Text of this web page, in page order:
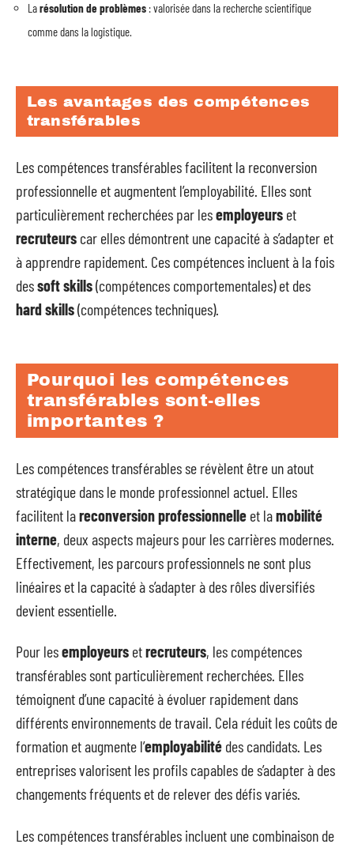
Larésolution de problèmes : valorisée dans la recherche scientifique
comme dans la logistique.
Les avantages des compétences
transférables
Les compétences transférables facilitent la reconversion
professionnelle et augmentent l’employabilité. Elles sont
particulièrement recherchées par lesemployeurs et
recruteurs car elles démontrent une capacité à s’adapter et
à apprendre rapidement. Ces compétences incluent à la fois
dessoft skills(compétences comportementales) et des
hard skills(compétences techniques).
Pourquoi les compétences
transférables sont-elles
importantes ?
Les compétences transférables se révèlent être un atout
stratégique dans le monde professionnel actuel. Elles
facilitent lareconversion professionnelle et lamobilité
interne, deux aspects majeurs pour les carrières modernes.
Effectivement, les parcours professionnels ne sont plus
linéaires et la capacité à s’adapter à des rôles diversifiés
devient essentielle.
Pour lesemployeurs etrecruteurs, les compétences
transférables sont particulièrement recherchées. Elles
témoignent d’une capacité à évoluer rapidement dans
différents environnements de travail. Cela réduit les coûts de
formation et augmente l’employabilité des candidats. Les
entreprises valorisent les profils capables de s’adapter à des
changements fréquents et de relever des défis variés.
Les compétences transférables incluent une combinaison de